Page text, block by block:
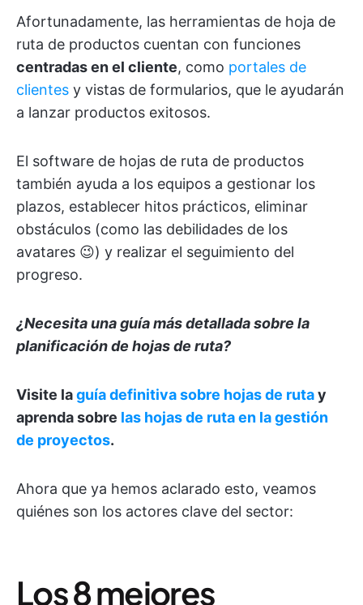
Afortunadamente, las herramientas de hoja de
ruta de productos cuentan con funciones
centradas en el cliente, como portales de
clientes y vistas de formularios, que le ayudarán
a lanzar productos exitosos.
El software de hojas de ruta de productos
también ayuda a los equipos a gestionar los
plazos, establecer hitos prácticos, eliminar
obstáculos (como las debilidades de los
avatares 😉) y realizar el seguimiento del
progreso.
¿Necesita una guía más detallada sobre la
planificación de hojas de ruta?
Visite laguía definitiva sobre hojas de rutay
aprenda sobre las hojas de ruta en la gestión
de proyectos.
Ahora que ya hemos aclarado esto, veamos
quiénes son los actores clave del sector:
Los 8 mejores